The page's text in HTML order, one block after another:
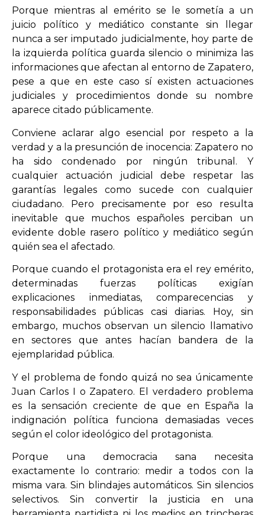
Porque mientras al emérito se le sometía a un
juicio político y mediático constante sin llegar
nunca a ser imputado judicialmente, hoy parte de
la izquierda política guarda silencio o minimiza las
informaciones que afectan al entorno de Zapatero,
pese a que en este caso sí existen actuaciones
judiciales y procedimientos donde su nombre
aparece citado públicamente.
Conviene aclarar algo esencial por respeto a la
verdad y a la presunción de inocencia: Zapatero no
ha sido condenado por ningún tribunal. Y
cualquier actuación judicial debe respetar las
garantías legales como sucede con cualquier
ciudadano. Pero precisamente por eso resulta
inevitable que muchos españoles perciban un
evidente doble rasero político y mediático según
quién sea el afectado.
Porque cuando el protagonista era el rey emérito,
determinadas fuerzas políticas exigían
explicaciones inmediatas, comparecencias y
responsabilidades públicas casi diarias. Hoy, sin
embargo, muchos observan un silencio llamativo
en sectores que antes hacían bandera de la
ejemplaridad pública.
Y el problema de fondo quizá no sea únicamente
Juan Carlos I o Zapatero. El verdadero problema
es la sensación creciente de que en España la
indignación política funciona demasiadas veces
según el color ideológico del protagonista.
Porque una democracia sana necesita
exactamente lo contrario: medir a todos con la
misma vara. Sin blindajes automáticos. Sin silencios
selectivos. Sin convertir la justicia en una